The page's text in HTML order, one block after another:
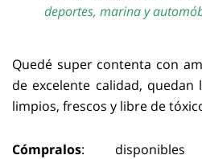
deportes, marina y
Quedé super contenta con
de excelente calidad,
limpios, frescos y libre de
Cómpralos: